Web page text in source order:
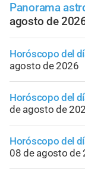
Panorama
agosto de
Horóscopo del
agosto de 2026
Horóscopo del
de agosto de
Horóscopo del
08 de agosto de